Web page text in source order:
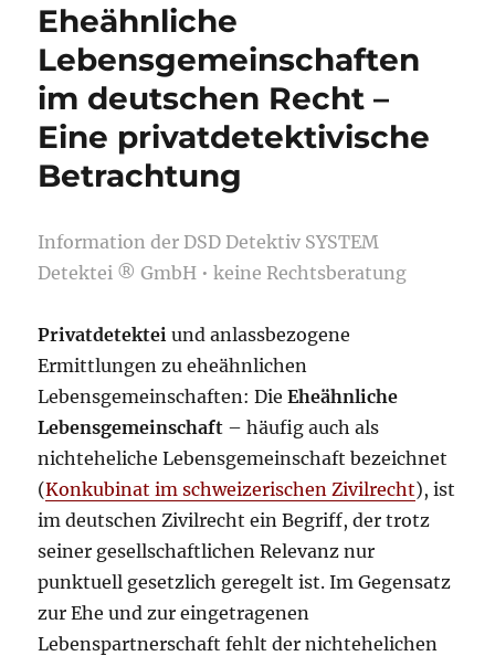
Eheähnliche
Lebensgemeinschaften
im deutschen Recht –
Eine privatdetektivische
Betrachtung
Information der DSD Detektiv SYSTEM
Detektei ® GmbH • keine Rechtsberatung
Privatdetektei und anlassbezogene
Ermittlungen zu eheähnlichen
Lebensgemeinschaften: DieEheähnliche
Lebensgemeinschaft – häufig auch als
nichteheliche Lebensgemeinschaft bezeichnet
(Konkubinat im schweizerischen Zivilrecht), ist
im deutschen Zivilrecht ein Begriff, der trotz
seiner gesellschaftlichen Relevanz nur
punktuell gesetzlich geregelt ist. Im Gegensatz
zur Ehe und zur eingetragenen
Lebenspartnerschaft fehlt der nichtehelichen